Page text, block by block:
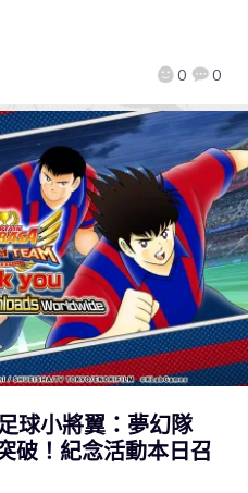
0 0
球小將翼：夢幻隊
破！紀念活動本日召